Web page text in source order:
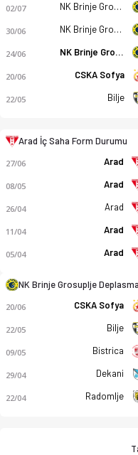
AFC UTA Arad - NK
02/07 NK Brinje Grosuplje
30/06 NK Brinje Grosuplje
24/06 NK Brinje Grosuplje
20/06 CSKA Sofya
22/05 Bilje
Arad İç Saha Form Durumu
27/06 Arad
08/05 Arad
26/04 Arad
11/04 Arad
05/04 Arad
NK Brinje Grosuplje
20/06 CSKA Sofya
22/05 Bilje
09/05 Bistrica
29/04 Dekani
22/04 Radomlje